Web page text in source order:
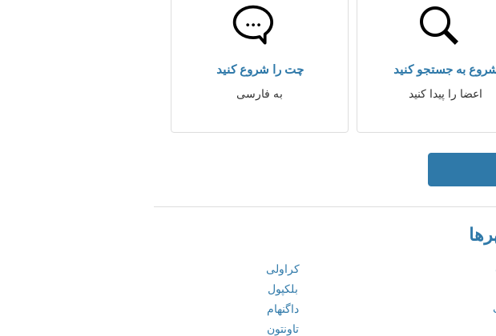
به جستجو کنید
اعضا را پیدا کنید
چت را شروع کنید
به فارسی
کراولی
بلکپول
داگنهام
تاونتون